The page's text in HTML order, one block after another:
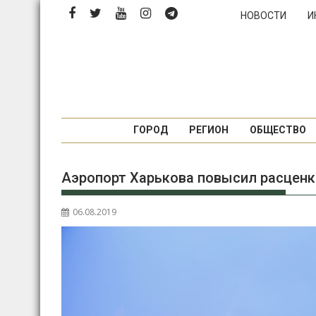
Перейти
НОВОСТИ
ГОРОД РЕГИОН ОБЩЕСТВО
Аэропорт Харькова повысил
06.08.2019